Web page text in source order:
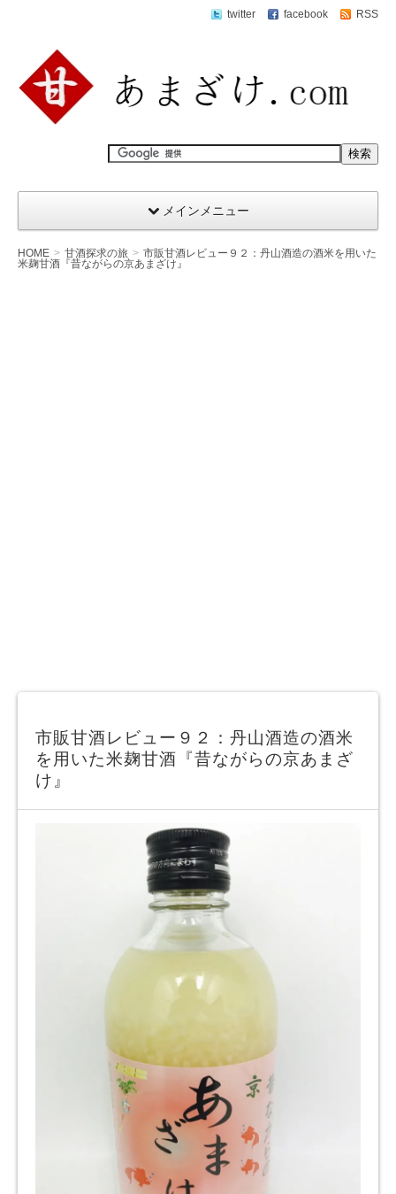
twitter facebook RSS
メインメニュー
HOME 甘酒探求の旅
市販甘酒レビュー９２：丹山酒造の酒米を用いた
米麹甘酒『昔ながらの京あまざけ』
市販甘酒レビュー９２：丹山酒造の酒米
を用いた米麹甘酒『昔ながらの京あまざ
け』